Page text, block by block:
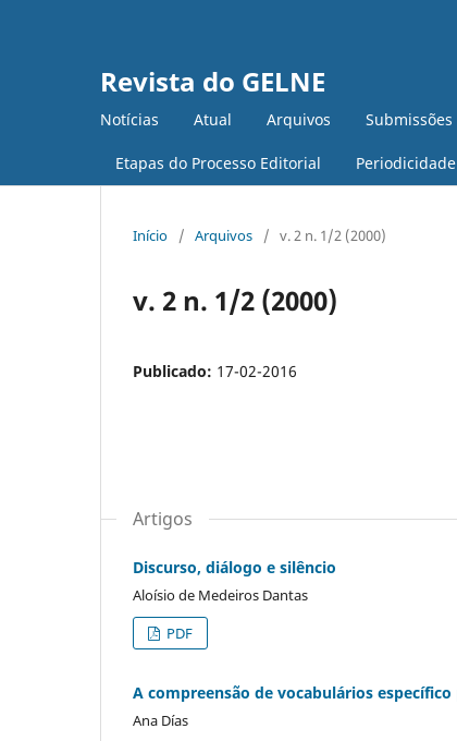
Revista do GELNE
Notícias Atual Arquivos Submissões
Etapas do Processo Editorial Periodicidade
Início / Arquivos / v. 2 n. 1/2 (2000)
v. 2 n. 1/2 (2000)
Publicado: 17-02-2016
Artigos
Discurso, diálogo e silêncio
Aloísio de Medeiros Dantas
PDF
A compreensão de vocabulários
Ana Días